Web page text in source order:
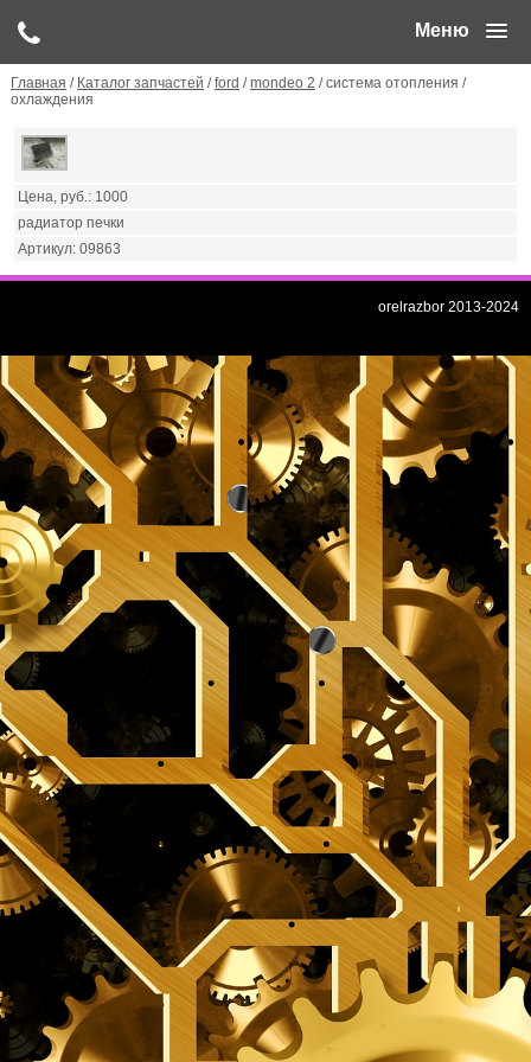
Меню
Главная / Каталог запчастей /ford /mondeo 2 / система отопления /
охлаждения
1000
радиатор печки
09863
orelrazbor 2013-2024